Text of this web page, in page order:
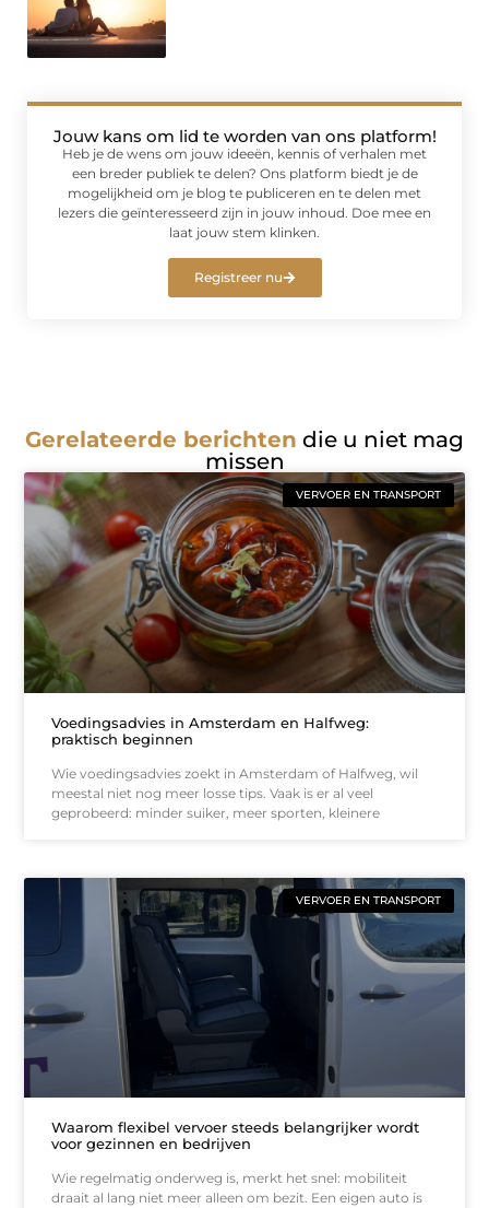
Jouw kans om lid te worden van ons platform!
Heb je de wens om jouw ideeën, kennis of verhalen met
een breder publiek te delen? Ons platform biedt je de
mogelijkheid om je blog te publiceren en te delen met
lezers die geïnteresseerd zijn in jouw inhoud. Doe mee en
laat jouw stem klinken.
Registreer nu
Gerelateerde berichten die u niet mag
missen
VERVOER EN TRANSPORT
Voedingsadvies in Amsterdam en Halfweg:
praktisch beginnen
Wie voedingsadvies zoekt in Amsterdam of Halfweg, wil
meestal niet nog meer losse tips. Vaak is er al veel
geprobeerd: minder suiker, meer sporten, kleinere
VERVOER EN TRANSPORT
Waarom flexibel vervoer steeds belangrijker wordt
voor gezinnen en bedrijven
Wie regelmatig onderweg is, merkt het snel: mobiliteit
draait al lang niet meer alleen om bezit. Een eigen auto is